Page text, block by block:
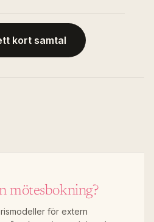
kort samtal
mötesbokning?
för extern